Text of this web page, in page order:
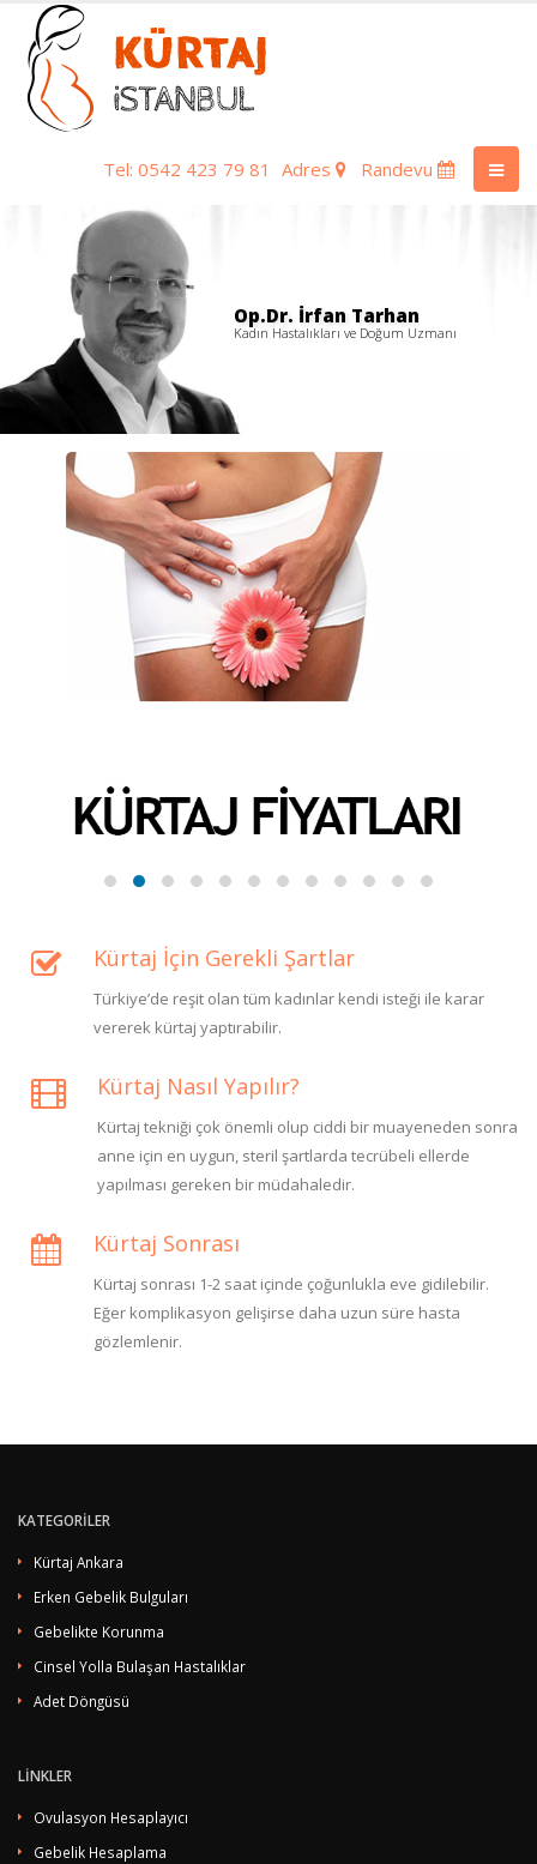
Tel: 0542 423 79 81 Adres Randevu
Op.Dr. İrfan Tarhan
Kadın Hastalıkları ve Doğum Uzmanı
Kürtaj İçin Gerekli Şartlar
Türkiye’de reşit olan tüm kadınlar kendi isteği ile karar
vererek kürtaj yaptırabilir.
Kürtaj Nasıl Yapılır?
Kürtaj tekniği çok önemli olup ciddi bir muayeneden sonra
anne için en uygun, steril şartlarda tecrübeli ellerde
yapılması gereken bir müdahaledir.
Kürtaj Sonrası
Kürtaj sonrası 1-2 saat içinde çoğunlukla eve gidilebilir.
Eğer komplikasyon gelişirse daha uzun süre hasta
gözlemlenir.
KATEGORİLER
Kürtaj Ankara
Erken Gebelik Bulguları
Gebelikte Korunma
Cinsel Yolla Bulaşan Hastalıklar
Adet Döngüsü
LİNKLER
Ovulasyon Hesaplayıcı
Gebelik Hesaplama